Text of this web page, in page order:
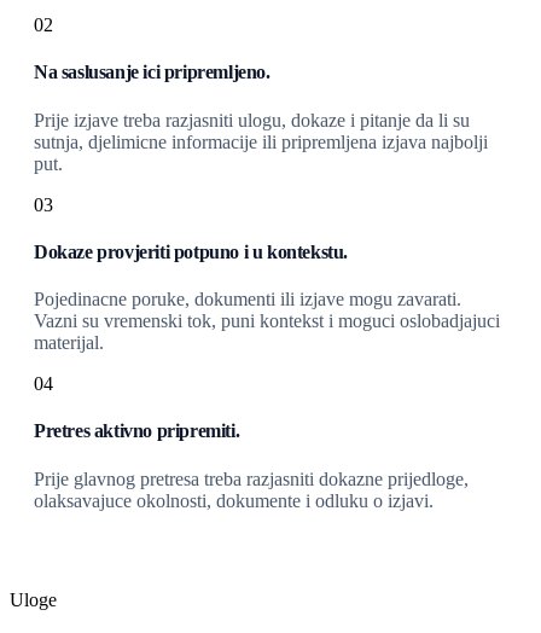
02
Na saslusanje ici pripremljeno.
Prije izjave treba razjasniti ulogu, dokaze i pitanje da li su
sutnja, djelimicne informacije ili pripremljena izjava najbolji
put.
03
Dokaze provjeriti potpuno i u kontekstu.
Pojedinacne poruke, dokumenti ili izjave mogu zavarati.
Vazni su vremenski tok, puni kontekst i moguci oslobadjajuci
materijal.
04
Pretres aktivno pripremiti.
Prije glavnog pretresa treba razjasniti dokazne prijedloge,
olaksavajuce okolnosti, dokumente i odluku o izjavi.
Uloge